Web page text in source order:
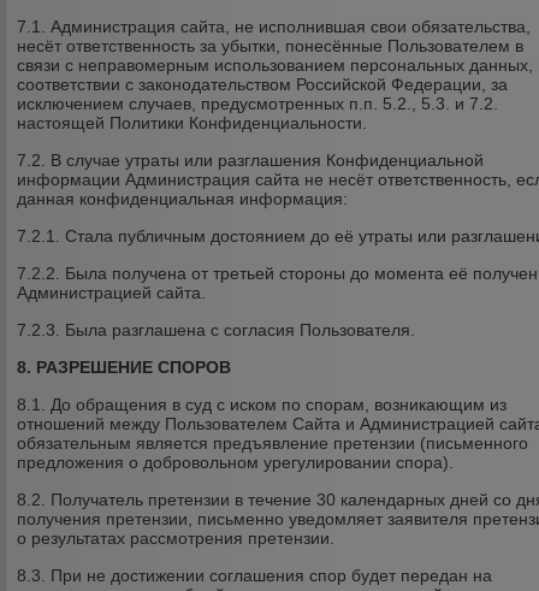
7.1. Администрация сайта, не исполнившая свои обязательства,
несёт ответственность за убытки, понесённые Пользователем в
связи с неправомерным использованием персональных данных,
соответствии с законодательством Российской Федерации, за
исключением случаев, предусмотренных п.п. 5.2., 5.3. и 7.2.
настоящей Политики Конфиденциальности.
7.2. В случае утраты или разглашения Конфиденциальной
информации Администрация сайта не несёт ответственность,
данная конфиденциальная информация:
7.2.1. Стала публичным достоянием до её утраты или
7.2.2. Была получена от третьей стороны до момента её
Администрацией сайта.
7.2.3. Была разглашена с согласия Пользователя.
8. РАЗРЕШЕНИЕ СПОРОВ
8.1. До обращения в суд с иском по спорам, возникающим из
отношений между Пользователем Сайта и Администрацией
обязательным является предъявление претензии (письменного
предложения о добровольном урегулировании спора).
8.2. Получатель претензии в течение 30 календарных дней со
получения претензии, письменно уведомляет заявителя
о результатах рассмотрения претензии.
8.3. При не достижении соглашения спор будет передан на